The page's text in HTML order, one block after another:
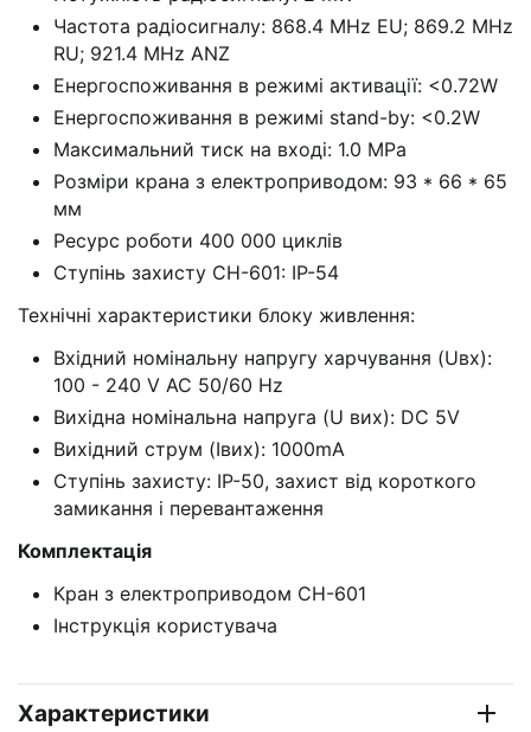
Частота радіосигналу: 868.4 MHz EU; 869.2 MHz
RU; 921.4 MHz ANZ
Енергоспоживання в режимі активації: <0.72W
Енергоспоживання в режимі stand-by: <0.2W
Максимальний тиск на вході: 1.0 MPa
Розміри крана з електроприводом: 93 * 66 * 65
мм
Ресурс роботи 400 000 циклів
Ступінь захисту СН-601: IP-54
Технічні характеристики блоку живлення:
Вхідний номінальну напругу харчування (Uвх):
100 - 240 V AC 50/60 Hz
Вихідна номінальна напруга (U вих): DC 5V
Вихідний струм (Iвих): 1000mA
Ступінь захисту: IP-50, захист від короткого
замикання і перевантаження
Комплектація
Кран з електроприводом CH-601
Інструкція користувача
Характеристики